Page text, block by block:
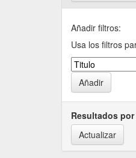
Añadir filtros:
Usa los filtros
Resultados